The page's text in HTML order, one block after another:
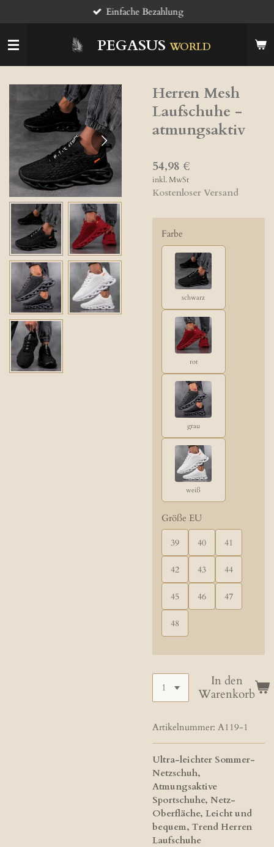
Hauptinhalt
springen
PEGASUS WORLD
Einfache Bezahlung
Herren Mesh
Laufschuhe -
atmungsaktiv
54,98 €
inkl. MwSt
Kostenloser Versand
Farbe
schwarz
rot
grau
weiß
Größe EU
39 40 41
42 43 44
45 46 47
48
In den
Warenkorb
Artikelnummer: A119-1
Ultra-leichter Sommer-
Netzschuh,
Atmungsaktive
Sportschuhe, Netz-
Oberfläche, Leicht und
bequem, Trend Herren
Laufschuhe